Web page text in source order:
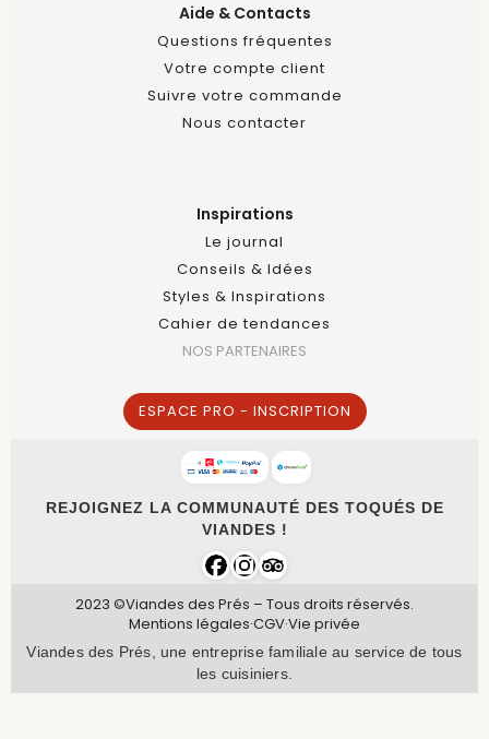
Aide & Contacts
Questions fréquentes
Votre compte client
Suivre votre commande
Nous contacter
Inspirations
Le journal
Conseils & Idées
Styles & Inspirations
Cahier de tendances
NOS PARTENAIRES
ESPACE PRO - INSCRIPTION
REJOIGNEZ LA COMMUNAUTÉ DES TOQUÉS DE
VIANDES !
2023 ©Viandes des Prés – Tous droits réservés.
Mentions légales·CGV·Vie privée
Viandes des Prés, une entreprise familiale au service de tous
les cuisiniers.